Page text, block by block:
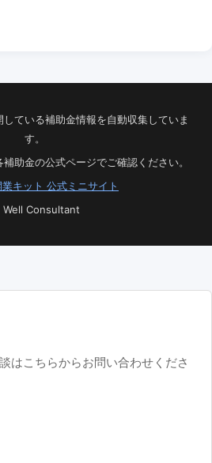
ている補助金情報を自動収集していま
す。
助金の公式ページでご確認ください。
キット 公式ミニサイト
Consultant
はこちらからお問い合わせくださ